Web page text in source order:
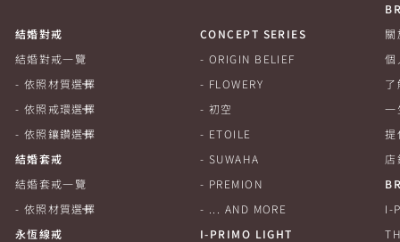
結婚對戒
結婚對戒一覽
依照材質選擇
依照戒環選擇
依照鑲鑽選擇
結婚套戒
結婚套戒一覽
依照材質選擇
永恆線戒
CONCEPT SERIES
ORIGIN BELIEF
FLOWERY
初空
ETOILE
SUWAHA
PREMION
... AND MORE
I-PRIMO LIGHT
個
一
提
I-